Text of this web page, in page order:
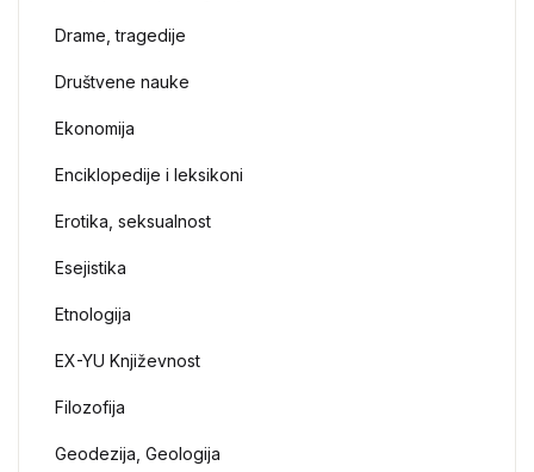
Drame, tragedije
Društvene nauke
Ekonomija
Enciklopedije i leksikoni
Erotika, seksualnost
Esejistika
Etnologija
EX-YU Književnost
Filozofija
Geodezija, Geologija